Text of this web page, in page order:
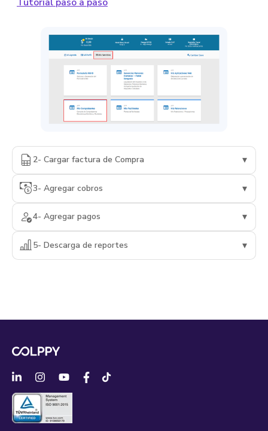
2- Cargar factura de Compra ▾
3- Agregar cobros ▾
4- Agregar pagos ▾
5- Descarga de reportes ▾